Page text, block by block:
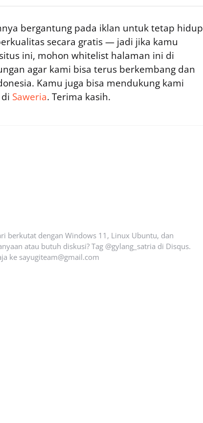
bergantung pada iklan untuk tetap hidup
secara gratis — jadi jika kamu
ini, mohon whitelist halaman ini di
agar kami bisa terus berkembang dan
Kamu juga bisa mendukung kami
Saweria. Terima kasih.
berkutat dengan Windows 11, Linux Ubuntu, dan
atau butuh diskusi? Tag @gylang_satria di Disqus.
ke sayugiteam@gmail.com